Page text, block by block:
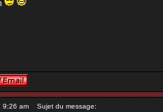
9:26 am Sujet du message: